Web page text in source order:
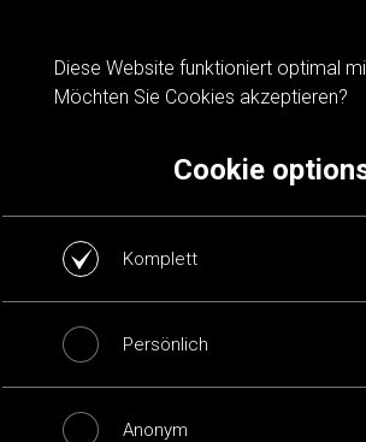
Cookie notification
Diese Website funktioniert optimal
Möchten Sie Cookies akzeptieren?
Cookie
Komplett
Persönlich
Anonym